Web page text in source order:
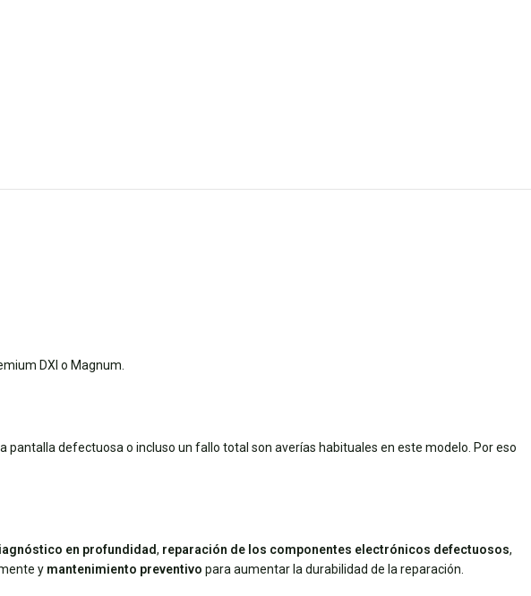
DXI o Magnum.
defectuosa o incluso un fallo total son averías habituales en este modelo. Por eso
en profundidad, reparación de los componentes electrónicos defectuosos,
y mantenimiento preventivo para aumentar la durabilidad de la reparación.